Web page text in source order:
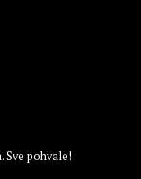
Sve pohvale!